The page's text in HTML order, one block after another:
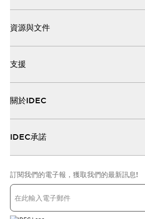
資源與文件
支援
關於IDEC
IDEC承諾
訂閱我們的電子報，獲取我們的最新訊息!